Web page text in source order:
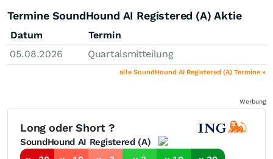
Termine SoundHound AI Registered (A) Aktie
Datum
Termin
05.08.2026
Quartalsmitteilung
alle SoundHound AI Registered (A) Termine »
Werbung
Long oder Short ?
SoundHound AI Registered (A)